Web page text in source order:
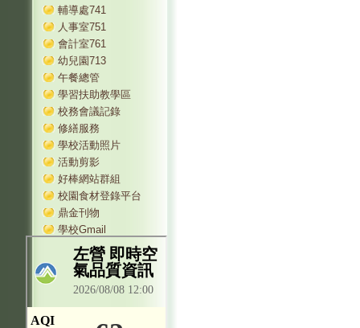
輔導處741
人事室751
會計室761
幼兒園713
午餐總管
學習扶助教學區
校務會議記錄
修繕服務
學校活動照片
活動剪影
好棒網站群組
校園食材登錄平台
鼎金刊物
學校Gmail